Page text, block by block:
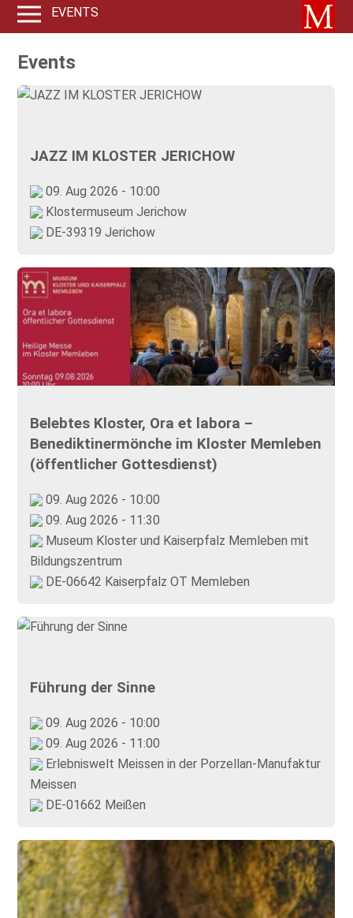
EVENTS
Events
JAZZ IM KLOSTER JERICHOW
09. Aug 2026 - 10:00
Klostermuseum Jerichow
DE-39319 Jerichow
Belebtes Kloster, Ora et labora –
Benediktinermönche im Kloster Memleben
(öffentlicher Gottesdienst)
09. Aug 2026 - 10:00
09. Aug 2026 - 11:30
Museum Kloster und Kaiserpfalz Memleben mit
Bildungszentrum
DE-06642 Kaiserpfalz OT Memleben
Führung der Sinne
09. Aug 2026 - 10:00
09. Aug 2026 - 11:00
Erlebniswelt Meissen in der Porzellan-Manufaktur
Meissen
DE-01662 Meißen